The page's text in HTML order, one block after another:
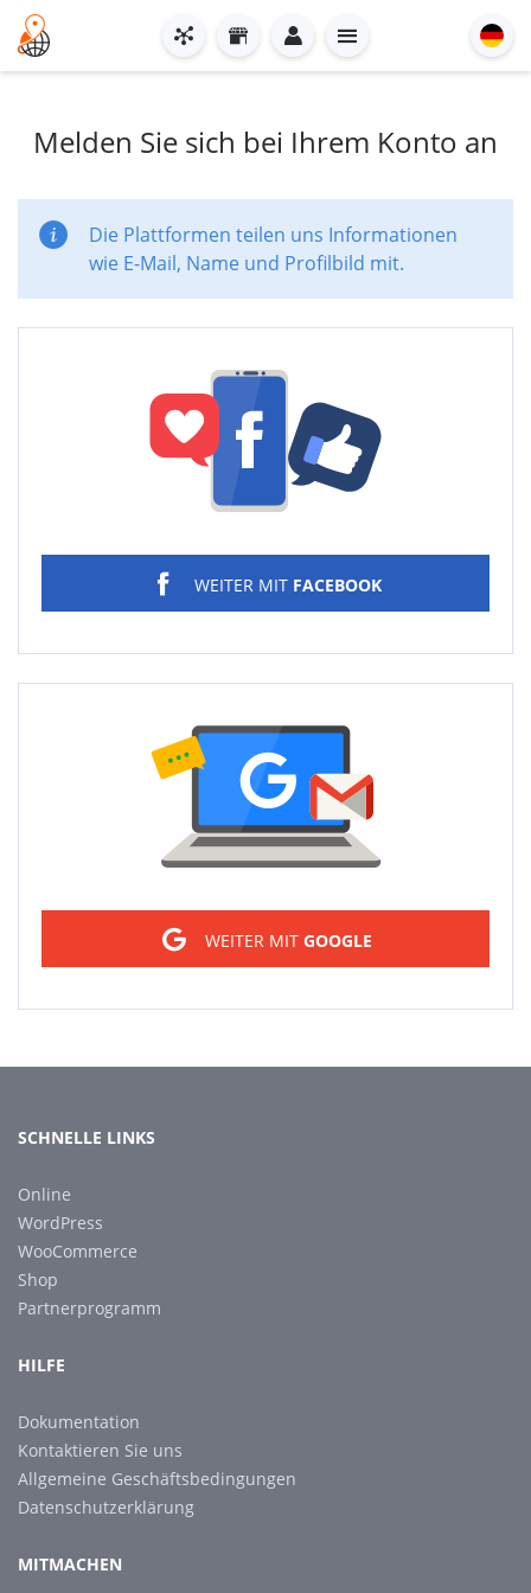
Melden Sie sich bei Ihrem Konto an
Die Plattformen teilen uns Informationen
wie E-Mail, Name und Profilbild mit.
WEITER MIT FACEBOOK
WEITER MIT GOOGLE
SCHNELLE LINKS
Online
WordPress
WooCommerce
Shop
Partnerprogramm
HILFE
Dokumentation
Kontaktieren Sie uns
Allgemeine Geschäftsbedingungen
Datenschutzerklärung
MITMACHEN